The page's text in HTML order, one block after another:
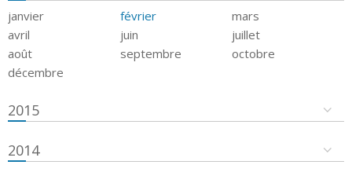
janvier février
mars
avril
juin
juillet
août
septembre
octobre
décembre
2015
2014